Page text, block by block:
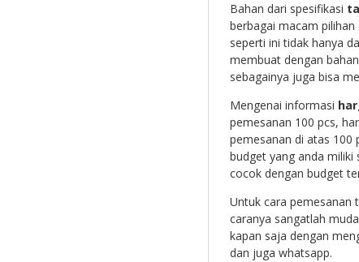
Bahan dari spesifikasi
berbagai macam
seperti ini tidak hanya
membuat dengan
sebagainya juga bisa
Mengenai informasi
pemesanan 100 pcs,
pemesanan di atas 100
budget yang anda miliki
cocok dengan budget
Untuk cara pemesanan
caranya sangatlah
kapan saja dengan
dan juga whatsapp.